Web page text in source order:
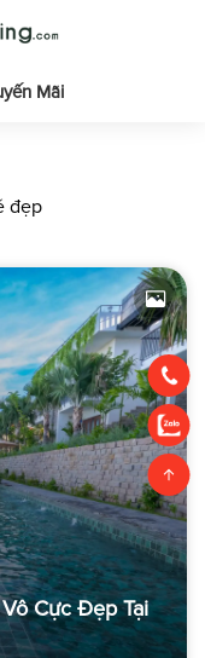
Mãi
đẹp
Cực Đẹp Tại